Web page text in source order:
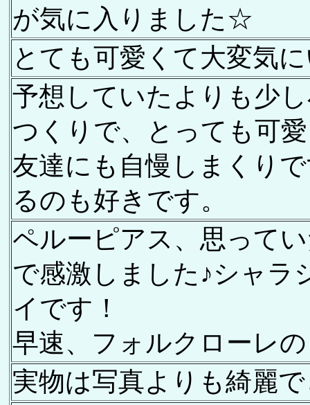
が気に入りました☆
とても可愛くて大変気
予想していたよりも少
つくりで、とっても可
友達にも自慢しまくり
るのも好きです。
ペルーピアス、思って
で感激しました♪シャラ
イです！
早速、フォルクローレ
実物は写真よりも綺麗